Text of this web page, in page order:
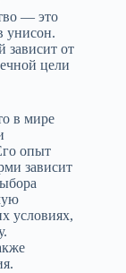
— это
унисон.
зависит от
цели
в мире
опыт
зависит
условиях,